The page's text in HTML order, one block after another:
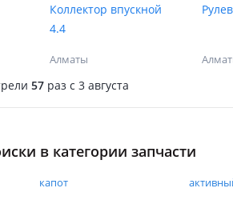
Коллектор впускной
4.4
Алматы
57 раз c 3 августа
в категории запчасти
капот